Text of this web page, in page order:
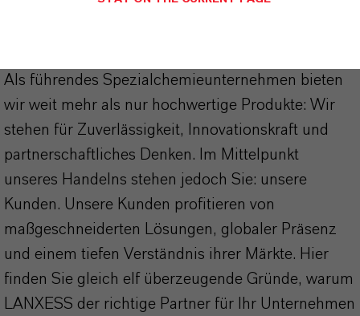
Als führendes Spezialchemieunternehmen bieten
wir weit mehr als nur hochwertige Produkte: Wir
stehen für Zuverlässigkeit, Innovationskraft und
partnerschaftliches Denken. Im Mittelpunkt
unseres Handelns stehen jedoch Sie: unsere
Kunden. Unsere Kunden profitieren von
maßgeschneiderten Lösungen, globaler Präsenz
und einem tiefen Verständnis ihrer Märkte. Hier
finden Sie gleich elf überzeugende Gründe, warum
LANXESS der richtige Partner für Ihr Unternehmen